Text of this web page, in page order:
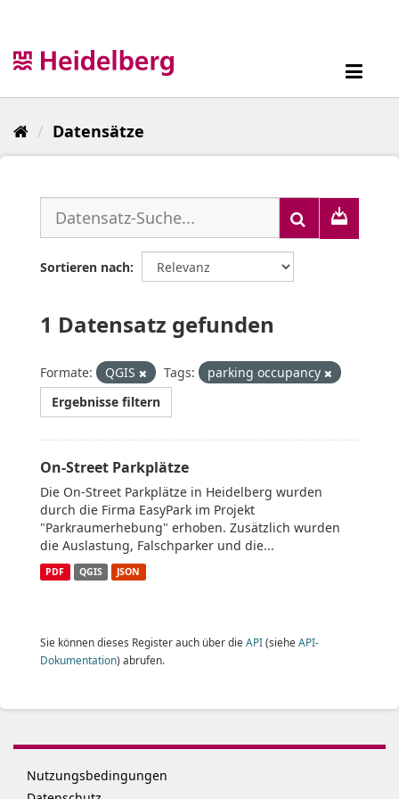
Datensätze
Sortieren nach
1 Datensatz gefunden
Formate: QGIS Tags:
parking occupancy
Ergebnisse filtern
On-Street Parkplätze
Die On-Street Parkplätze in Heidelberg wurden
durch die Firma EasyPark im Projekt
"Parkraumerhebung" erhoben. Zusätzlich wurden
die Auslastung, Falschparker und die...
PDF QGIS JSON
Sie können dieses Register auch über die API(siehe API-
Dokumentation) abrufen.
Nutzungsbedingungen